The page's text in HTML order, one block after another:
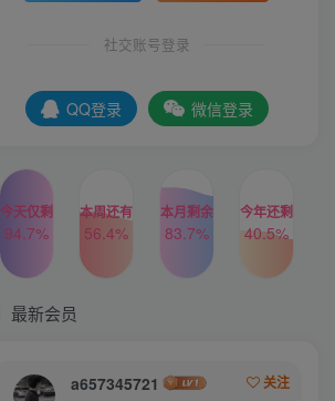
社交账号登录
QQ登录 微信登录
今天仅剩
94.7%
本周还有
56.4%
本月剩余
83.7%
今年还剩
40.5%
最新会员
a657345721
关注